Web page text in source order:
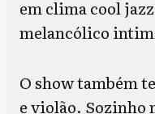
em clima cool
melancólico
O show também
e violão. Sozinho